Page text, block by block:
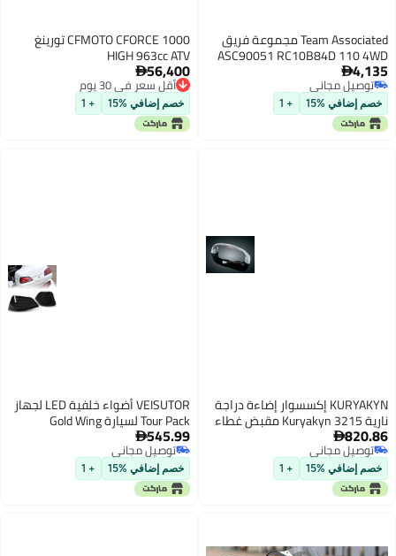
Team Associated مجموعة فريق
ASC90051 RC10B84D 110 4WD
الكهربائية
4,135
توصيل مجاني
توصيل مجاني
خصم إضافي %15 + 1
CFMOTO CFORCE 1000 تورينغ
HIGH 963cc ATV
56,400
أقل سعر في 30 يوم
أقل سعر في 30 يوم
خصم إضافي %15 + 1
KURYAKYN إكسسوار إضاءة دراجة
نارية Kuryakyn 3215 مقبض غطاء
صندوق مضاء لدرجات هوندا جولد
وينغ GL1800 200117 بالكروم
820.86
توصيل مجاني
توصيل مجاني
خصم إضافي %15 + 1
VEISUTOR أضواء خلفية LED لجهاز
Tour Pack لسيارة Gold Wing
مدخنة مع أضواء تشغيل وكبح
لسيارة هوندا Gold Wing GL1800
Light
545.99
توصيل مجاني
توصيل مجاني
خصم إضافي %15 + 1